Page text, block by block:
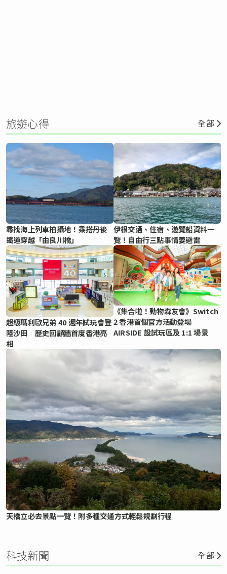
旅遊心得 全部
尋找海上列車拍攝地！乘搭丹後
鐵道穿越「由良川橋」
伊根交通、住宿、遊覽船資料一
覽！自由行三點事情要避雷
超級瑪利歐兄弟 40 週年試玩會登
陸沙田 歷史回顧牆首度香港亮
相
《集合啦！動物森友會》Switch
2 香港首個官方活動登場
AIRSIDE 設試玩區及 1:1 場景
天橋立必去景點一覽！附多種交通方式輕鬆規劃行程
科技新聞 全部